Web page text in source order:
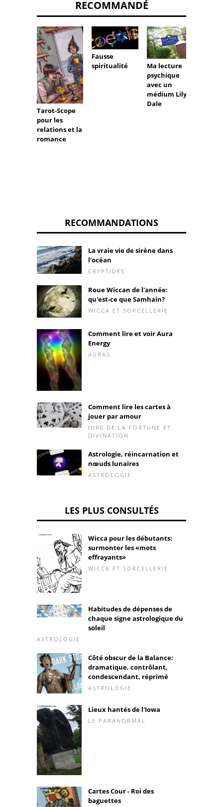
RECOMMANDÉ
Tarot-Scope
pour les
relations et la
romance
Fausse
spiritualité
Ma lecture
psychique
avec un
médium Lily
Dale
RECOMMANDATIONS
La vraie vie de sirène dans
l'océan
CRYPTIDES
Roue Wiccan de l'année:
qu'est-ce que Samhain?
WICCA ET SORCELLERIE
Comment lire et voir Aura
Energy
AURAS
Comment lire les cartes à
jouer par amour
DIRE DE LA FORTUNE ET
DIVINATION
Astrologie, réincarnation et
nœuds lunaires
ASTROLOGIE
LES PLUS CONSULTÉS
Wicca pour les débutants:
surmonter les «mots
effrayants»
WICCA ET SORCELLERIE
Habitudes de dépenses de
chaque signe astrologique du
soleil
ASTROLOGIE
Côté obscur de la Balance:
dramatique, contrôlant,
condescendant, réprimé
ASTROLOGIE
Lieux hantés de l'Iowa
LE PARANORMAL
Cartes Cour - Roi des
baguettes